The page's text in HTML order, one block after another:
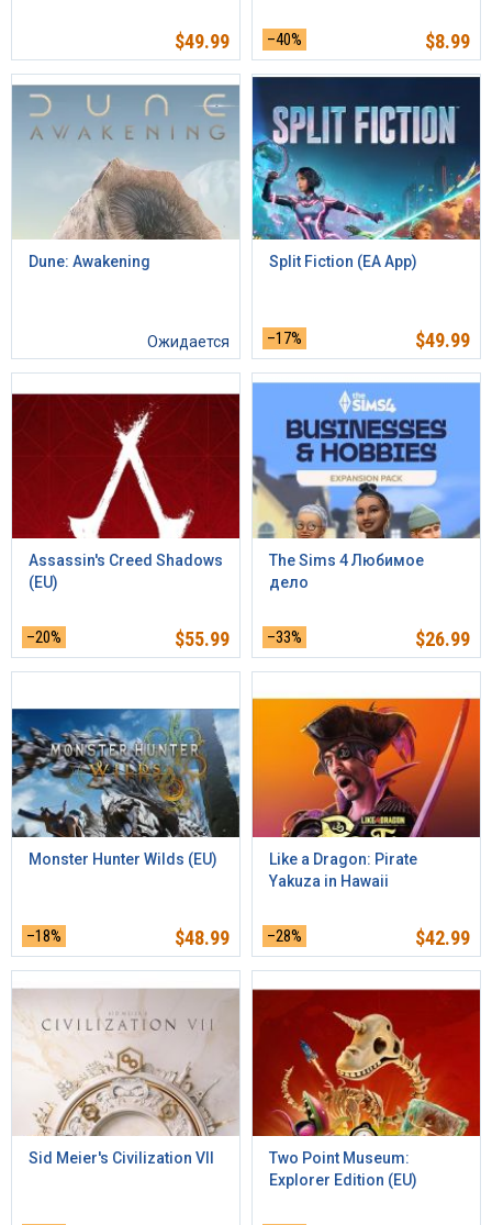
$49.99 –40% $8.99
Dune: Awakening
Ожидается
Split Fiction (EA App)
–17% $49.99
Assassin's Creed Shadows
(EU)
–20% $55.99
The Sims 4 Любимое
дело
–33% $26.99
Monster Hunter Wilds (EU)
–18% $48.99
Like a Dragon: Pirate
Yakuza in Hawaii
–28% $42.99
Sid Meier's Civilization VII
Two Point Museum:
Explorer Edition (EU)